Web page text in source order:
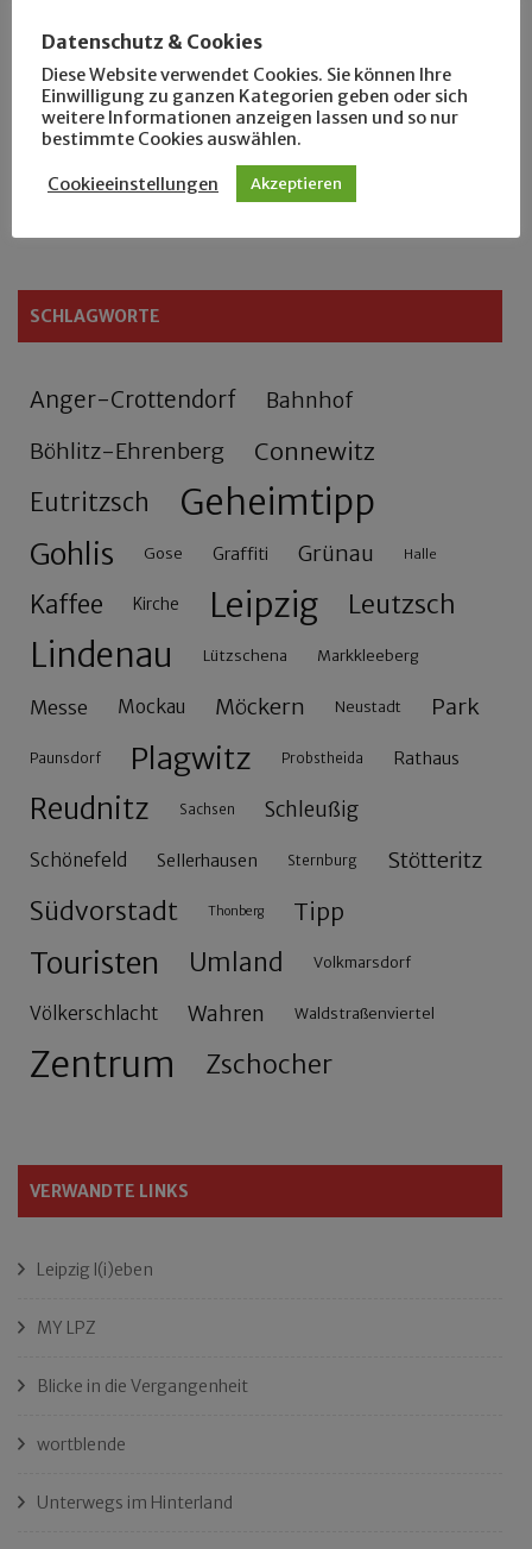
Der Leipziger Schmiedetag von 1904
Rennfahrer in Schönefeld und Zschocher
Zu Fuß durch Anger-Crottendorf
SCHLAGWORTE
Anger-Crottendorf Bahnhof
Böhlitz-Ehrenberg Connewitz
Eutritzsch Geheimtipp
Gohlis Gose Graffiti Grünau Halle
Kaffee Kirche Leipzig Leutzsch
Lindenau Lützschena Markkleeberg
Messe Mockau Möckern Neustadt Park
Paunsdorf Plagwitz Probstheida Rathaus
Reudnitz Sachsen Schleußig
Schönefeld Sellerhausen Sternburg Stötteritz
Südvorstadt Thonberg Tipp
Touristen Umland Volkmarsdorf
Völkerschlacht Wahren Waldstraßenviertel
Zentrum Zschocher
VERWANDTE LINKS
Leipzig l(i)eben
MY LPZ
Blicke in die Vergangenheit
wortblende
Unterwegs im Hinterland
Datenschutz & Cookies
Diese Website verwendet Cookies. Sie können Ihre
Einwilligung zu ganzen Kategorien geben oder sich
weitere Informationen anzeigen lassen und so nur
bestimmte Cookies auswählen.
Cookieeinstellungen Akzeptieren